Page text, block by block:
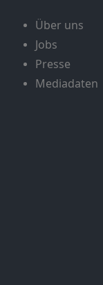
Über uns
Jobs
Presse
Mediadaten